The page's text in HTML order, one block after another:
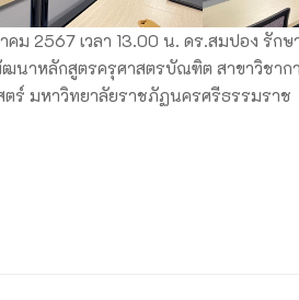
คม 2567 เวลา 13.00 น. ดร.สมปอง รั
นาหลักสูตรครุศาสตรบัณฑิต สาขาวิชา
ร์ มหาวิทยาลัยราชภัฏนครศรีธรรมราช